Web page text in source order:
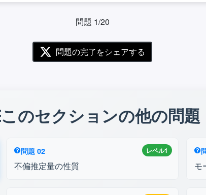
問題 1/20
問題の完了をシェアする
このセクションの他の問題
レベル1
問題 02
不偏推定量の性質 モ